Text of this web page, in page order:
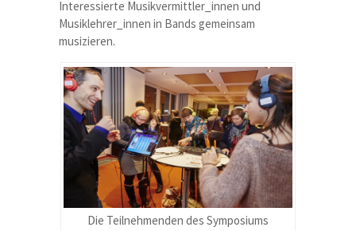
Interessierte Musikvermittler_innen und
Musiklehrer_innen in Bands gemeinsam
musizieren.
Die Teilnehmenden des Symposiums